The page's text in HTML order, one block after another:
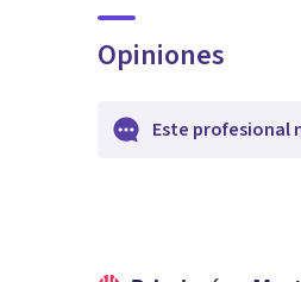
Opiniones
Este profesional